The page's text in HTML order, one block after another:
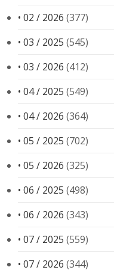
• 02 / 2026 (377)
• 03 / 2025 (545)
• 03 / 2026 (412)
• 04 / 2025 (549)
• 04 / 2026 (364)
• 05 / 2025 (702)
• 05 / 2026 (325)
• 06 / 2025 (498)
• 06 / 2026 (343)
• 07 / 2025 (559)
• 07 / 2026 (344)